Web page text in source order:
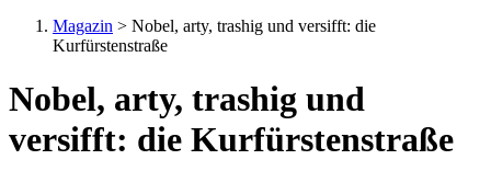
Magazin > Nobel, arty, trashig und versifft: die
Kurfürstenstraße
Nobel, arty, trashig und
versifft: die Kurfürstenstraße